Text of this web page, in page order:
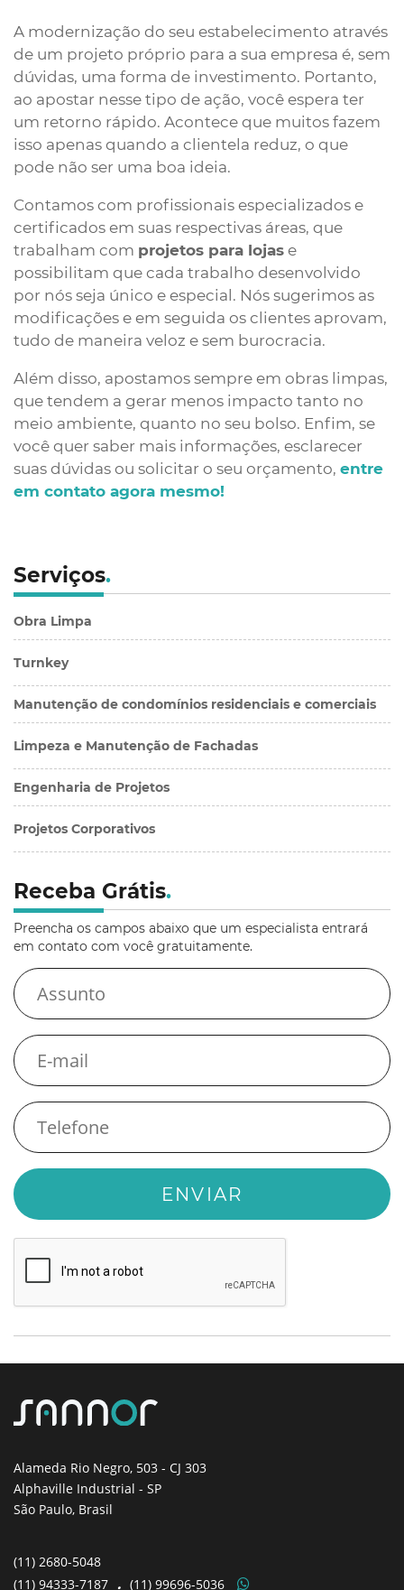
A modernização do seu estabelecimento através
de um projeto próprio para a sua empresa é, sem
dúvidas, uma forma de investimento. Portanto,
ao apostar nesse tipo de ação, você espera ter
um retorno rápido. Acontece que muitos fazem
isso apenas quando a clientela reduz, o que
pode não ser uma boa ideia.
Contamos com profissionais especializados e
certificados em suas respectivas áreas, que
trabalham com projetos para lojas e
possibilitam que cada trabalho desenvolvido
por nós seja único e especial. Nós sugerimos as
modificações e em seguida os clientes aprovam,
tudo de maneira veloz e sem burocracia.
Além disso, apostamos sempre em obras limpas,
que tendem a gerar menos impacto tanto no
meio ambiente, quanto no seu bolso. Enfim, se
você quer saber mais informações, esclarecer
suas dúvidas ou solicitar o seu orçamento, entre
em contato agora mesmo!
Serviços.
Obra Limpa
Turnkey
Manutenção de condomínios residenciais e comerciais
Limpeza e Manutenção de Fachadas
Engenharia de Projetos
Projetos Corporativos
Receba Grátis.
Preencha os campos abaixo que um especialista entrará
em contato com você gratuitamente.
Alameda Rio Negro, 503 - CJ 303
Alphaville Industrial - SP
São Paulo, Brasil
(11) 2680-5048
(11) 94333-7187 . (11) 99696-5036